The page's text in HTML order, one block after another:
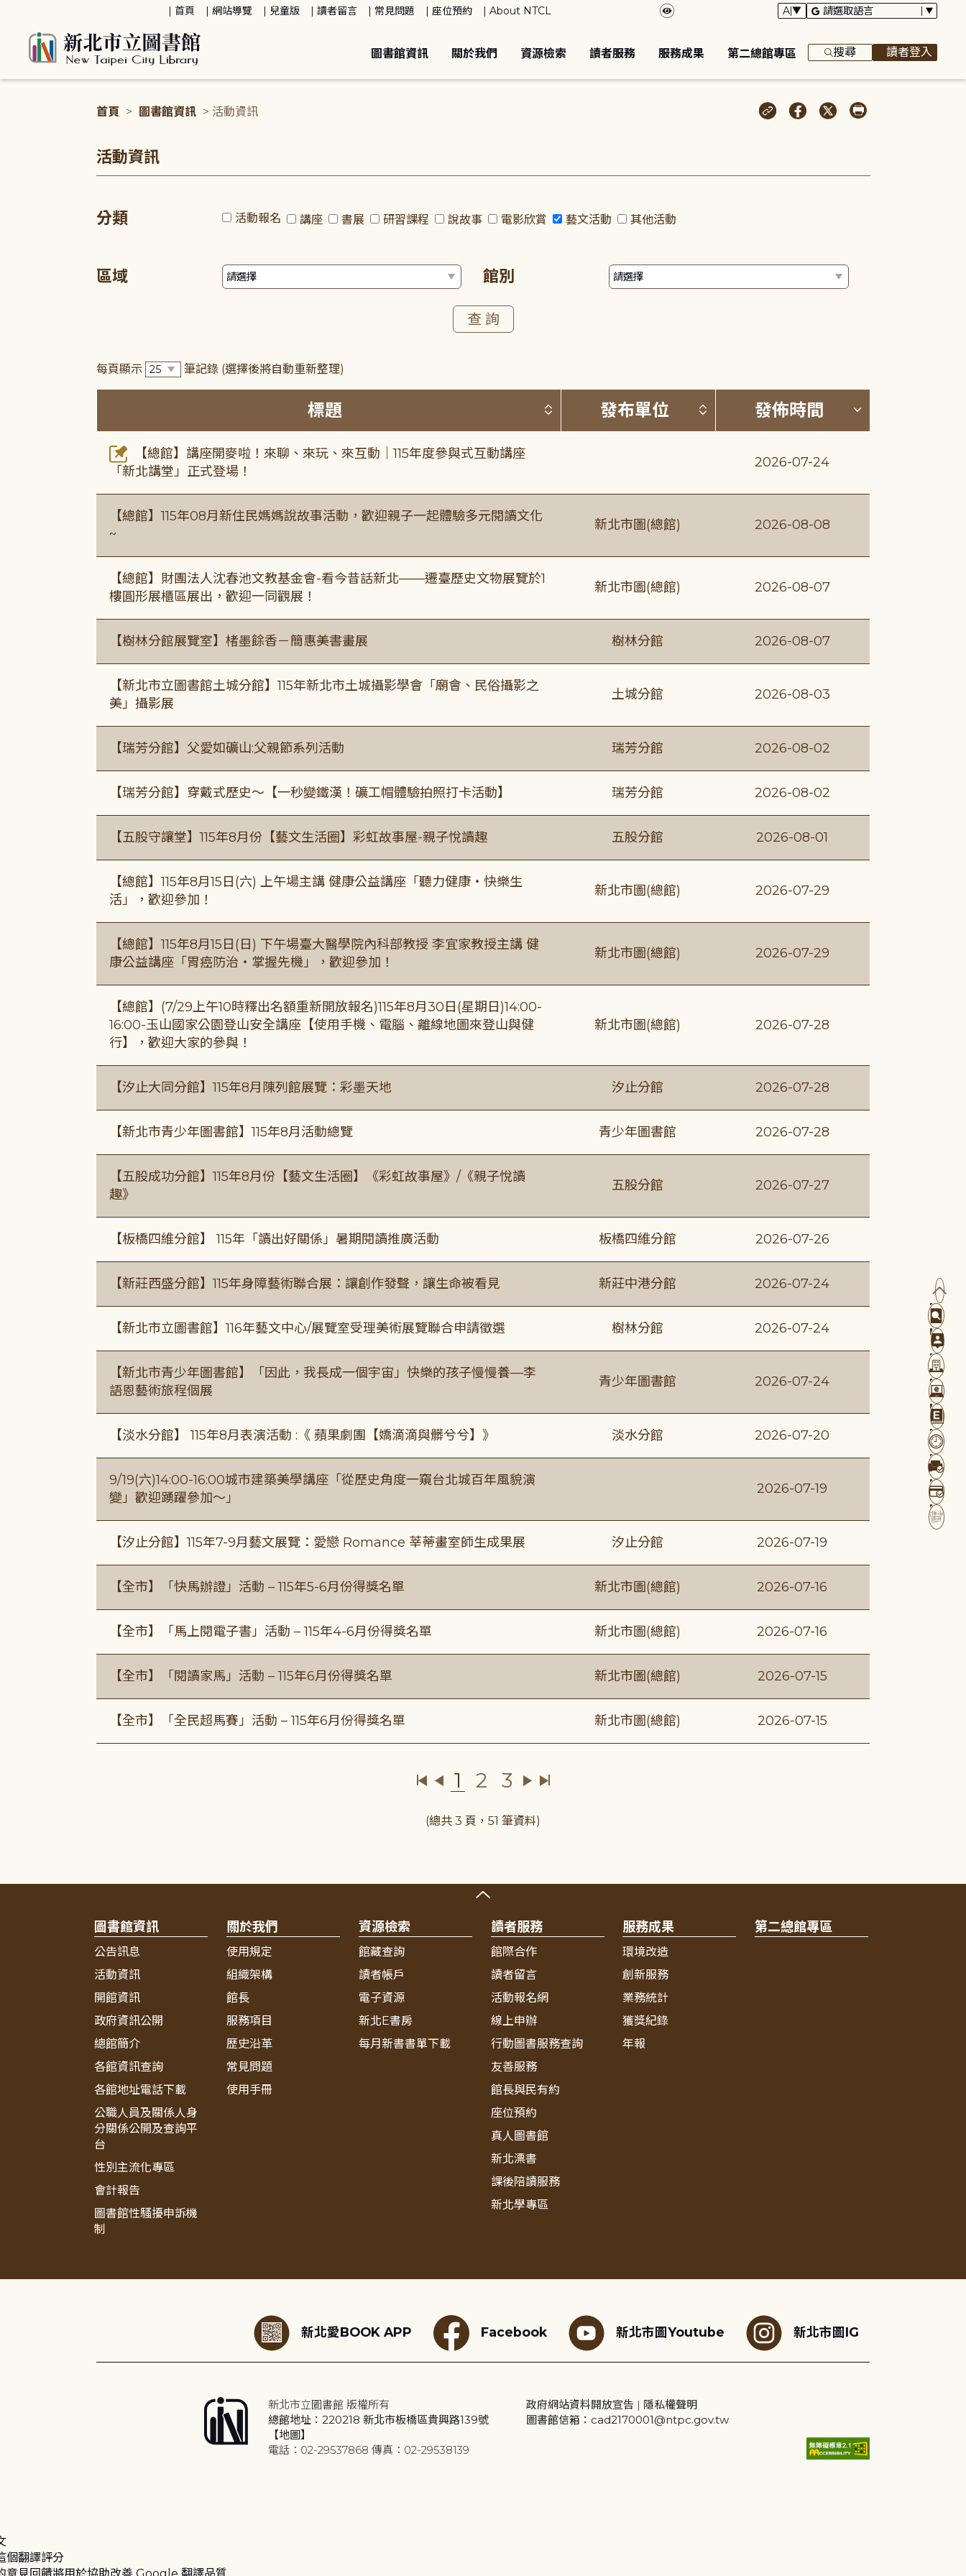
首頁 網站導覽 兒童版 讀者留言 常見問題 座位預約 About NTCL
圖書館資訊 關於我們 資源檢索 讀者服務 服務成果 第二總館專區 搜尋 讀者登入
首頁 > 圖書館資訊 > 活動資訊
活動資訊
分類 活動報名 講座 書展 研習課程 說故事 電影欣賞 藝文活動 其他活動
區域 館別
每頁顯示 筆記錄 (選擇後將自動重新整理)
標題 按標題排序 (升降冪)
發布單位 按發布單位排序 (升降冪)
發佈時間 按發佈時間
【總館】講座開麥啦！來聊、來玩、來互動｜115年度參與式互動講座
「新北講堂」正式登場！
2026-07-24
【總館】115年08月新住民媽媽說故事活動，歡迎親子一起體驗多元閱讀文化
~
新北市圖(總館) 2026-08-08
【總館】財團法人沈春池文教基金會-看今昔話新北——遷臺歷史文物展覽於1
樓圓形展櫃區展出，歡迎一同觀展！
新北市圖(總館) 2026-08-07
【樹林分館展覽室】楮墨餘香－簡惠美書畫展 樹林分館 2026-08-07
【新北市立圖書館土城分館】115年新北市土城攝影學會「廟會、民俗攝影之
美」攝影展
土城分館 2026-08-03
【瑞芳分館】父愛如礦山:父親節系列活動 瑞芳分館 2026-08-02
【瑞芳分館】穿戴式歷史〜【一秒變鐵漢！礦工帽體驗拍照打卡活動】 瑞芳分館 2026-08-02
【五股守讓堂】115年8月份【藝文生活圈】彩虹故事屋-親子悅讀趣 五股分館 2026-08-01
【總館】115年8月15日(六) 上午場主講 健康公益講座「聽力健康・快樂生
活」，歡迎參加！
新北市圖(總館) 2026-07-29
【總館】115年8月15日(日) 下午場臺大醫學院內科部教授 李宜家教授主講 健
康公益講座「胃癌防治・掌握先機」，歡迎參加！
新北市圖(總館) 2026-07-29
【總館】(7/29上午10時釋出名額重新開放報名)115年8月30日(星期日)14:00-
16:00-玉山國家公園登山安全講座【使用手機、電腦、離線地圖來登山與健
行】，歡迎大家的參與！
新北市圖(總館) 2026-07-28
【汐止大同分館】115年8月陳列館展覽：彩墨天地 汐止分館 2026-07-28
【新北市青少年圖書館】115年8月活動總覽 青少年圖書館 2026-07-28
【五股成功分館】115年8月份【藝文生活圈】《彩虹故事屋》/《親子悅讀
趣》
五股分館 2026-07-27
【板橋四維分館】 115年「讀出好關係」暑期閱讀推廣活動 板橋四維分館 2026-07-26
【新莊西盛分館】115年身障藝術聯合展：讓創作發聲，讓生命被看見 新莊中港分館 2026-07-24
【新北市立圖書館】116年藝文中心/展覽室受理美術展覽聯合申請徵選 樹林分館 2026-07-24
【新北市青少年圖書館】「因此，我長成一個宇宙」快樂的孩子慢慢養—李
語恩藝術旅程個展
青少年圖書館 2026-07-24
【淡水分館】 115年8月表演活動 :《 蘋果劇團【嬌滴滴與髒兮兮】》 淡水分館 2026-07-20
9/19(六)14:00-16:00城市建築美學講座「從歷史角度一窺台北城百年風貌演
變」歡迎踴躍參加～」
2026-07-19
【汐止分館】115年7-9月藝文展覽：愛戀 Romance 莘蒂畫室師生成果展 汐止分館 2026-07-19
【全市】「快馬辦證」活動 – 115年5-6月份得獎名單 新北市圖(總館) 2026-07-16
【全市】「馬上閱電子書」活動 – 115年4-6月份得獎名單 新北市圖(總館) 2026-07-16
【全市】「閱讀家馬」活動 – 115年6月份得獎名單 新北市圖(總館) 2026-07-15
【全市】「全民超馬賽」活動 – 115年6月份得獎名單 新北市圖(總館) 2026-07-15
1 2 3
(總共 3 頁，51 筆資料)
圖書館資訊
公告訊息
活動資訊
開館資訊
政府資訊公開
總館簡介
各館資訊查詢
各館地址電話下載
公職人員及關係人身
分關係公開及查詢平
台
性別主流化專區
會計報告
圖書館性騷擾申訴機
制
關於我們
使用規定
組織架構
館長
服務項目
歷史沿革
常見問題
使用手冊
資源檢索
館藏查詢
讀者帳戶
電子資源
新北E書房
每月新書書單下載
讀者服務
館際合作
讀者留言
活動報名網
線上申辦
行動圖書服務查詢
友善服務
館長與民有約
座位預約
真人圖書館
新北漂書
課後陪讀服務
新北學專區
服務成果
環境改造
創新服務
業務統計
獲獎紀錄
年報
第二總館專區
新北愛BOOK APP Facebook 新北市圖Youtube 新北市圖IG
新北市立圖書館 版權所有
總館地址：220218 新北市板橋區貴興路139號
【地圖】
電話：02-29537868 傳真：02-29538139
政府網站資料開放宣告 | 隱私權聲明
圖書館信箱：cad2170001@ntpc.gov.tw
個翻譯評分